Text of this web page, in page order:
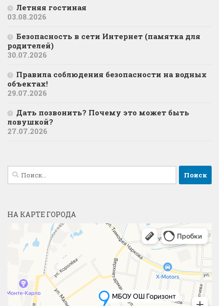
Летняя гостиная
03.08.2026
Безопасность в сети Интернет (памятка для
родителей)
30.07.2026
Правила соблюдения безопасности на водных
объектах!
29.07.2026
Дать позвонить? Почему это может быть
ловушкой?
27.07.2026
Найти:
НА КАРТЕ ГОРОДА